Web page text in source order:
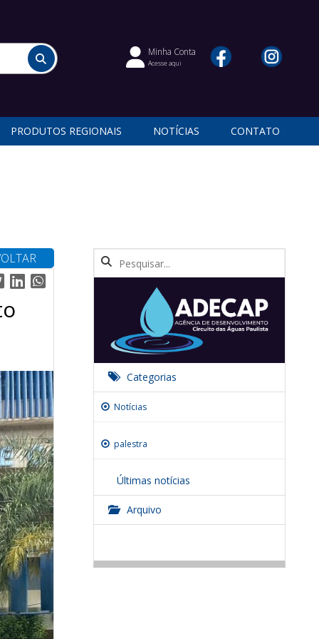
Minha Conta
Acesse aqui
PRODUTOS REGIONAIS NOTÍCIAS CONTATO
Categorias
Notícias
palestra
Últimas notícias
Circuito das Águas Paulista conquista
Indicação Geográfica para Cachaça de
ADECAP participa da Cerimônia de Posse
Arquivo